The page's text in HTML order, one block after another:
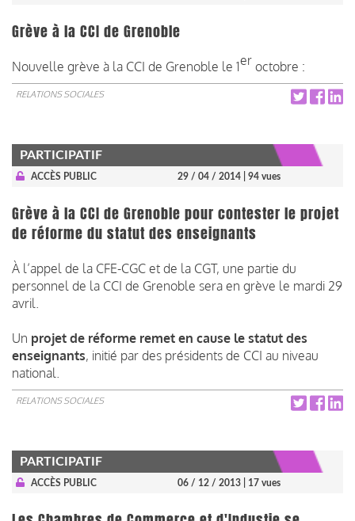
Grève à la CCI de Grenoble
Nouvelle grève à la CCI de Grenoble le 1er octobre :
RELATIONS SOCIALES
PARTICIPATIF
ACCÈS PUBLIC 29 / 04 / 2014 | 94 vues
Grève à la CCI de Grenoble pour contester le projet
de réforme du statut des enseignants
À l’appel de la CFE-CGC et de la CGT, une partie du
personnel de la CCI de Grenoble sera en grève le mardi 29
avril.
Un projet de réforme remet en cause le statut des
enseignants, initié par des présidents de CCI au niveau
national.
RELATIONS SOCIALES
PARTICIPATIF
ACCÈS PUBLIC 06 / 12 / 2013 | 17 vues